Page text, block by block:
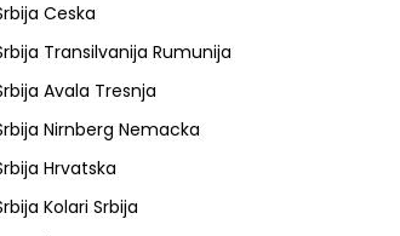
Ceska
Transilvanija Rumunija
Avala Tresnja
Nirnberg Nemacka
Hrvatska
Kolari Srbija